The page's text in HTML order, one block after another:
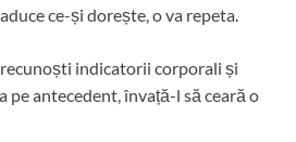
ce-și dorește, o va repeta.
indicatorii corporali și
antecedent, învață-l să ceară o